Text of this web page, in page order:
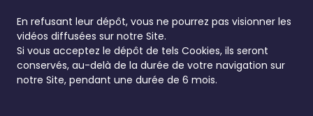
En refusant leur dépôt, vous ne pourrez pas visionner les
vidéos diffusées sur notre Site.
Si vous acceptez le dépôt de tels Cookies, ils seront
conservés, au-delà de la durée de votre navigation sur
notre Site, pendant une durée de 6 mois.